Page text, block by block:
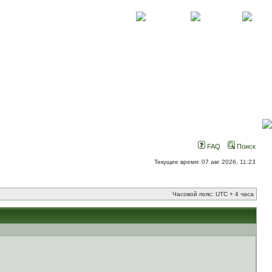
FAQ Поиск
Текущее время: 07 авг 2026, 11:23
Часовой пояс: UTC + 4 часа